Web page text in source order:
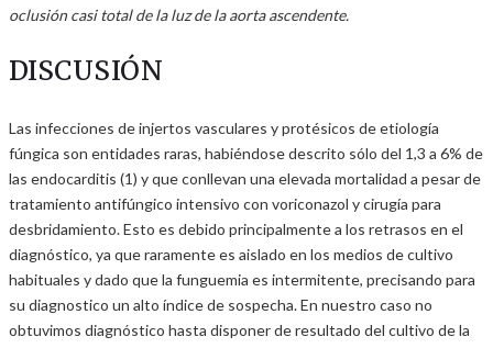
oclusión casi total de la luz de la aorta ascendente.
DISCUSIÓN
Las infecciones de injertos vasculares y protésicos de etiología
fúngica son entidades raras, habiéndose descrito sólo del 1,3 a 6% de
las endocarditis (1) y que conllevan una elevada mortalidad a pesar de
tratamiento antifúngico intensivo con voriconazol y cirugía para
desbridamiento. Esto es debido principalmente a los retrasos en el
diagnóstico, ya que raramente es aislado en los medios de cultivo
habituales y dado que la funguemia es intermitente, precisando para
su diagnostico un alto índice de sospecha. En nuestro caso no
obtuvimos diagnóstico hasta disponer de resultado del cultivo de la